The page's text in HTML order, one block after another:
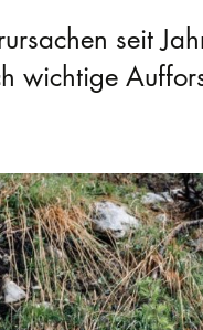
seit
wichtige